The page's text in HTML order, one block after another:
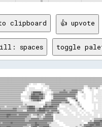
clipboard 👍 upvote
spaces toggle
▒▒▒▒▒▒▒▒▒▒▒▒▒▒▒▒▒▒▒▒▒▒▒▒▒▒▒▒▒▒▒▒▒▒▒▒▒▒▒▒▒▒▒▒▒▒▒▒      ░░░░▓▓██▓▓▓▓████▒▒░░  ░░▒▒▓▓▓▓▓▓▓▓▓▓▓▓▓▓▓▓▓▓▓▓▓▓▒▒      ░░      ░░  ░░░░░░    ░░░░  ░░    ░░░░░░░░░░▒▒▒▒▒▒▒▒▒▒▒▒▓▓▓▓▓▓▓▓▓▓▓▓▓▓▓▓
▒▒▒▒▒▒▒▒▒▒▒▒▒▒▒▒▒▒▒▒▒▒▒▒▒▒▒▒▒▒▒▒▒▒▒▒▒▒▒▒▒▒▒▒▒▒▒▒░░░░░░░░▒▒████████▓▓▓▓▒▒      ░░▓▓▓▓▓▓▓▓▓▓▓▓▓▓▓▓▓▓▓▓▓▓░░    ░░░░      ░░░░░░░░░░░░    ░░░░░░    ░░░░░░░░▒▒▒▒▒▒▒▒░░░░▓▓▓▓▓▓▓▓▓▓▓▓▓▓▓▓██
▒▒▒▒▒▒▒▒▒▒▒▒▒▒▒▒▒▒▒▒▒▒▒▒▒▒▒▒▒▒▒▒▒▒▒▒▒▒▒▒▒▒▒▒▒▒▒▒    ░░░░▒▒████████▓▓██▒▒      ░░▓▓▓▓▓▓▓▓▓▓▓▓▒▒  ░░▒▒▓▓▒▒      ░░      ░░  ░░░░░░░░    ░░░░░░░░  ░░░░░░░░░░▒▒▒▒░░░░░░▒▒▓▓▓▓▓▓▓▓▓▓▓▓▓▓██
▒▒▒▒▒▒▒▒▒▒▒▒▒▒▒▒▒▒▒▒▒▒▒▒▒▒▒▒▒▒▒▒▒▒▒▒▒▒▒▒▒▒▒▒▒▒▒▒░░      ░░▒▒▓▓▓▓██▓▓░░      ░░▓▓▓▓▓▓▓▓▓▓▓▓▓▓▓▓░░    ░░██              ░░    ░░░░      ░░░░░░░░░░░░░░░░░░  ▒▒░░░░░░░░▒▒▒▒▓▓▓▓▓▓▒▒▒▒████
▓▓▒▒▒▒▒▒▓▓▒▒▒▒▒▒▒▒▒▒▒▒▒▒▒▒▒▒▒▒▒▒▒▒▒▒▒▒▒▒▒▒▒▒▒▒▒▒▒▒░░░░░░░░░░░░░░░░      ▒▒▒▒▒▒▓▓▓▓▓▓▓▓▓▓▒▒▒▒▓▓▓▓      ░░▒▒            ░░░░░░░░░░  ░░  ░░░░░░░░░░░░░░░░░░  ▒▒▒▒░░░░░░░░▓▓▒▒▓▓▓▓▓▓▓▓▓▓██
▓▓▓▓▓▓▓▓▒▒▒▒▒▒▒▒▒▒▒▒▒▒▒▒▒▒▒▒▒▒▒▒▒▒▒▒▒▒▒▒▒▒▒▒▒▒▒▒▒▒░░▒▒░░░░░░░░░░░░░░░░░░▓▓▒▒▒▒▓▓▓▓▓▓▓▓  ░░░░░░░░▒▒░░  ░░▒▒░░            ░░  ░░░░      ░░░░░░░░░░░░░░░░░░░░░░░░░░░░░░  ▓▓▓▓▒▒▓▓▓▓██▓▓██
▓▓▓▓▓▓▓▓▓▓▓▓▓▓▓▓▓▓▓▓▒▒▒▒▒▒▒▒▒▒▒▒░░▒▒▒▒▒▒▒▒▒▒▒▒░░▒▒▒▒▒▒▓▓████▓▓░░░░░░  ▓▓██▓▓████▓▓▓▓▒▒      ░░░░░░░░░░  ░░▒▒            ░░  ░░░░        ░░░░░░░░░░░░░░  ▒▒░░░░░░░░░░░░██▒▒░░▓▓▓▓██████
██▓▓▓▓▓▓▓▓▓▓▓▓▓▓▓▓▒▒▒▒▒▒▓▓▓▓▒▒▒▒▒▒▒▒▒▒▒▒▓▓▓▓▒▒▒▒▒▒▒▒▒▒▓▓██████▒▒▒▒██▓▓██▓▓▓▓▓▓▓▓▓▓▓▓  ░░░░░░░░  ░░░░░░░░    ▒▒          ░░  ░░░░        ░░░░░░░░░░░░  ░░░░░░░░░░░░  ░░░░░░    ▓▓██████
▓▓▓▓▓▓██▓▓▓▓▓▓▓▓▓▓▒▒▓▓▓▓▓▓▓▓▓▓▓▓▓▓▓▓▓▓▓▓▓▓▓▓▒▒▒▒▒▒░░░░▓▓▓▓▓▓▓▓▒▒▓▓██████▓▓▓▓▒▒▓▓▓▓▓▓▒▒    ░░░░░░  ░░░░░░  ░░  ░░      ░░░░░░░░░░      ░░░░  ░░░░░░░░░░░░░░░░░░    ░░░░░░░░    ▓▓▓▓██▓▓
▓▓▓▓▓▓▓▓██▓▓▓▓▓▓▓▓▓▓▓▓▓▓▓▓▓▓▓▓▓▓▓▓▓▓▓▓▓▓▓▓▓▓▓▓▓▓▓▓▓▓▓▓▓▓▓▓▓▓▓▓▓▓▓▓▓▓▓▓▓▓▒▒▓▓▓▓▓▓▒▒▒▒▓▓░░    ░░░░░░    ░░░░  ░░  ░░░░    ░░░░░░░░░░░░░░░░░░░░░░░░░░░░░░░░░░░░  ░░░░░░░░░░░░░░▓▓▓▓░░▒▒██
▓▓▓▓██████████▓▓▓▓▓▓▓▓▓▓▓▓▓▓▓▓▓▓▓▓████▓▓▓▓▓▓▒▒▓▓▓▓▓▓▓▓▓▓▒▒░░▒▒▒▒▓▓▒▒▒▒░░▓▓▓▓▓▓▒▒  ░░░░░░░░    ░░░░░░  ░░░░░░  ░░  ░░░░  ░░░░  ░░░░▒▒░░▒▒░░░░░░░░░░  ░░░░░░░░░░░░░░░░░░░░░░░░▓▓░░    ▓▓
████████▓▓▓▓██▓▓▓▓▓▓████▓▓▓▓▓▓▓▓▓▓██▓▓▓▓▓▓▓▓▓▓▓▓▓▓▓▓▓▓▒▒▒▒░░░░░░▒▒▒▒░░▒▒▓▓▓▓▓▓▓▓  ░░░░░░░░░░░░░░░░░░░░░░  ░░░░░░░░░░░░░░░░░░  ░░░░░░░░░░░░░░░░░░  ░░░░░░░░  ░░░░░░░░░░░░  ░░██▒▒░░░░░░
██████████▓▓██▓▓▓▓▓▓██▓▓▓▓▓▓▓▓▓▓▓▓▓▓▓▓▓▓▓▓▓▓▓▓▓▓▓▓▓▓▒▒▒▒▒▒▓▓▓▓▓▓▓▓▒▒▒▒▓▓▓▓▓▓▓▓▓▓  ░░░░░░░░░░░░░░░░░░░░░░░░░░░░░░░░░░  ░░▒▒▒▒▒▒▒▒▓▓▒▒░░░░░░░░░░░░░░░░░░░░  ░░░░░░░░░░░░    ▓▓▓▓▓▓░░░░  
▓▓▓▓██▓▓▒▒▓▓░░░░░░▒▒▓▓▓▓▓▓▓▓▓▓▓▓▓▓▓▓▓▓▓▓▓▓▓▓▓▓▓▓▓▓▓▓▒▒▒▒▓▓▓▓▓▓▓▓▓▓▓▓▓▓▓▓▓▓▓▓▓▓▓▓░░    ░░░░░░░░░░░░░░░░░░░░░░  ░░░░░░▒▒░░▓▓▓▓▓▓████▓▓▓▓▓▓▒▒░░░░░░░░░░░░    ░░░░░░░░░░    ▒▒██▓▓▓▓░░    
▓▓▓▓▓▓▒▒            ░░▓▓▓▓▓▓▒▒▓▓▓▓▓▓▓▓██▓▓▓▓▓▓▓▓▓▓▓▓▓▓▓▓▓▓▓▓▓▓██▓▓▓▓▓▓▓▓▓▓▒▒▒▒░░░░░░      ░░░░░░░░░░░░░░░░░░░░    ▓▓▓▓▓▓██████▓▓██████████░░░░░░░░░░    ░░░░░░░░░░    ░░░░░░▓▓▓▓▓▓▓▓▓▓
▓▓▓▓▓▓▒▒      ░░      ▒▒██▓▓▓▓▓▓▓▓▓▓▓▓▓▓▓▓▓▓▓▓▓▓▓▓▓▓▓▓▒▒▒▒▓▓▓▓████▓▓▓▓▓▓▓▓▓▓░░░░░░░░░░      ░░░░░░░░░░░░░░▒▒░░▓▓▓▓▓▓████▓▓████▓▓▓▓██▓▓████▓▓▓▓▒▒░░░░  ░░░░░░░░░░  ░░░░░░░░░░░░    ▓▓▓▓
██▒▒        ░░░░░░░░░░  ▓▓██▓▓▓▓▓▓████▓▓▓▓▓▓▓▓▓▓▓▓▒▒▒▒▒▒░░▓▓████▒▒▓▓▓▓██████▒▒░░░░░░░░░░░░      ░░░░░░▒▒░░░░▒▒▓▓██████▓▓▓▓▓▓▓▓▓▓▓▓▓▓▓▓▓▓▓▓████▒▒░░░░░░░░░░░░░░░░░░░░░░░░░░  ░░░░░░░░▓▓
██▒▒    ░░▓▓▓▓▒▒░░    ░░▓▓▓▓▓▓▓▓▓▓▓▓▓▓▓▓▓▓▓▓▓▓██▒▒▒▒▒▒░░░░▒▒▓▓▒▒▒▒▒▒▓▓████▒▒  ░░░░░░░░░░░░░░░░░░  ░░░░▒▒▒▒░░▓▓▓▓██████▓▓▓▓▓▓▓▓▓▓▓▓▓▓▓▓▓▓▓▓██▓▓▒▒░░░░░░░░░░    ░░░░░░░░░░░░        ▓▓▓▓
▓▓      ▓▓██████░░░░░░░░▓▓▓▓▓▓▓▓▓▓▓▓▓▓██▓▓▓▓▓▓▒▒▒▒▒▒░░░░░░░░▒▒░░▒▒▓▓▓▓▓▓██▓▓░░  ░░  ░░░░░░░░    ░░░░░░░░░░▒▒▓▓▓▓▓▓██▓▓▓▓▓▓▓▓▓▓▓▓▓▓▓▓▓▓▓▓▓▓▓▓██▓▓▒▒░░░░░░    ░░    ░░░░░░  ░░░░  ░░▓▓▓▓
▓▓░░  ░░████████▓▓░░    ░░▓▓▓▓▓▓▓▓▓▓▓▓██▓▓▓▓▓▓░░░░░░░░░░░░▒▒▒▒▒▒▒▒▓▓▓▓▓▓▓▓▓▓▓▓▒▒        ░░░░░░░░░░░░▒▒▒▒▓▓██▓▓▓▓██▓▓▓▓▓▓▓▓▓▓██████▓▓▓▓▓▓▓▓▓▓████▓▓░░░░░░        ░░░░░░░░░░░░░░▓▓▒▒▓▓▓▓
██░░░░▓▓██▓▓████▓▓░░  ░░░░▓▓▓▓▒▒████████████▒▒░░▒▒▒▒▒▒▒▒▒▒▒▒▒▒▒▒▓▓▓▓▒▒▒▒▓▓▓▓██▓▓▒▒▒▒░░░░░░  ░░░░░░░░░░░░▓▓██▓▓██▓▓▓▓▓▓▓▓▓▓████████▓▓▓▓▓▓▓▓▓▓▓▓▓▓▓▓░░░░░░      ░░░░░░░░░░░░▓▓▓▓██▓▓▒▒▒▒
▒▒    ▓▓▓▓████████░░  ░░▒▒▓▓▒▒░░██████▒▒▒▒░░▒▒▒▒▒▒▒▒▒▒▒▒░░▒▒▒▒▓▓▓▓▓▓▒▒▒▒░░░░░░░░░░░░░░░░░░░░░░  ░░░░░░░░▓▓▓▓▓▓██▓▓▓▓▓▓▓▓▓▓██████▓▓▓▓▓▓▓▓▓▓▓▓▓▓████▒▒░░░░        ░░░░░░▓▓▓▓▓▓▓▓▓▓▓▓▒▒▒▒
██▒▒░░▓▓▓▓▓▓██████░░░░░░░░░░▓▓▒▒██▒▒░░░░░░░░▒▒▒▒▒▒▒▒▒▒▒▒▒▒▓▓██▓▓▓▓▒▒▒▒    ░░░░░░░░░░░░░░░░░░      ░░░░░░▓▓▓▓▓▓▓▓▓▓▓▓▓▓▓▓██▓▓██▓▓▓▓▓▓▓▓▓▓▓▓▓▓▓▓██▓▓░░░░    ░░░░░░░░░░░░░░░░▓▓▒▒░░░░▒▒▒▒
██    ▓▓████████▓▓  ░░░░░░▓▓████▓▓      ░░░░▒▒░░░░░░▒▒▓▓██████▓▓▓▓▓▓▒▒▒▒        ░░░░░░░░░░░░░░░░░░░░░░▒▒▓▓██▓▓▓▓▓▓▓▓▓▓██▓▓██▓▓▓▓▓▓▓▓▓▓▓▓▓▓▓▓▓▓██▓▓░░░░░░░░░░░░░░░░░░░░░░░░░░▓▓▒▒░░░░▒▒
██  ░░░░████████▒▒  ▒▒░░▒▒██████░░░░░░░░▒▒▓▓▓▓▒▒░░░░▒▒▓▓██████▓▓██████▓▓▒▒░░░░      ░░░░░░░░░░░░░░░░░░▓▓████▓▓▓▓▓▓▓▓▓▓██████▓▓▓▓▓▓▓▓▓▓▓▓▓▓▓▓▓▓██▓▓░░░░░░░░░░░░              ░░▒▒▒▒░░▒▒
██░░░░░░░░██▓▓░░    ░░▒▒░░▓▓██▓▓░░░░░░▓▓▓▓██▓▓▒▒░░▒▒████████████▓▓▓▓▓▓██▓▓▒▒▒▒▒▒▒▒░░░░░░      ░░▒▒▒▒░░▒▒▓▓▓▓▓▓▓▓▓▓▓▓▓▓████████▓▓▓▓▓▓▓▓▓▓▓▓▓▓▓▓▓▓▓▓░░░░░░                  ▒▒▒▒▒▒▒▒▒▒▒▒
██▓▓░░              ░░▒▒▓▓▓▓▓▓▒▒░░  ░░▓▓▓▓▓▓▒▒░░▒▒▓▓████████▓▓▓▓▓▓▓▓▓▓░░░░░░░░░░░░░░░░░░░░      ░░░░░░▒▒██▓▓▓▓▓▓▓▓▓▓██████▓▓▓▓██▓▓██▓▓▓▓▓▓▓▓▓▓██▒▒░░░░░░░░░░    ░░░░▓▓▓▓▒▒▒▒░░░░▒▒▓▓▓▓
▓▓██      ░░        ▒▒▓▓▓▓▒▒░░▒▒░░░░░░▒▒▓▓▒▒░░░░▒▒████▓▓██▒▒▒▒▓▓▓▓██▓▓▓▓░░░░░░░░░░              ░░░░░░░░▓▓▓▓▓▓▓▓▓▓▓▓▓▓▓▓▓▓██▓▓██▓▓▓▓▓▓▓▓▓▓▓▓██▓▓░░░░          ░░░░░░░░░░▒▒▓▓▓▓▓▓██████
▓▓▓▓░░  ░░░░  ▒▒░░░░▓▓▒▒▒▒░░░░▓▓████▓▓▒▒▒▒▒▒▒▒▒▒▒▒▒▒▒▒▒▒░░░░▓▓▓▓▓▓▓▓▓▓▓▓░░  ░░░░░░░░░░  ░░░░    ░░░░░░░░▓▓▓▓▓▓▓▓▓▓▓▓▓▓▓▓▓▓▓▓▓▓▓▓▓▓▓▓▓▓▓▓▓▓▓▓██░░          ░░░░░░░░░░░░░░░░▒▒▓▓████████
▓▓▓▓▓▓░░▓▓░░  ▓▓██▓▓▒▒░░░░░░░░▓▓████▓▓░░░░▒▒░░▒▒▒▒▓▓▓▓▒▒░░░░▓▓▓▓▓▓▓▓▓▓▒▒░░░░░░░░░░░░░░░░░░░░░░░░░░░░░░░░░░▓▓▓▓▓▓▓▓▓▓▓▓▓▓▓▓▓▓▓▓▓▓▓▓▓▓▓▓▓▓▓▓██▒▒░░  ░░░░░░░░░░░░